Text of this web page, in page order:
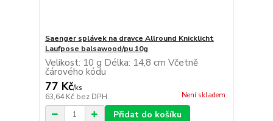
Saenger splávek na dravce Allround Knicklicht
Laufpose balsawood/pu 10g
Velikost: 10 g Délka: 14,8 cm Včetně
čárového kódu
77 Kč/ks
63,64 Kč bez DPH Není skladem
Přidat do košíku